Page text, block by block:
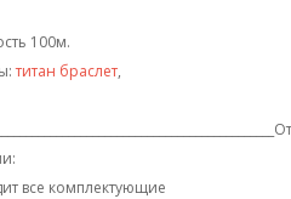
100м.
титан браслет,
все комплектующие